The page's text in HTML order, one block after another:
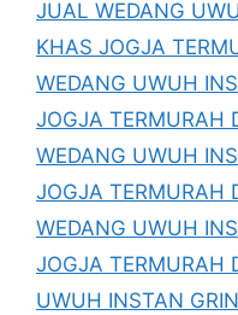
JUAL WEDANG
KHAS JOGJA
WEDANG UWUH
JOGJA TERMURAH
WEDANG UWUH
JOGJA TERMURAH
WEDANG UWUH
JOGJA TERMURAH
UWUH INSTAN